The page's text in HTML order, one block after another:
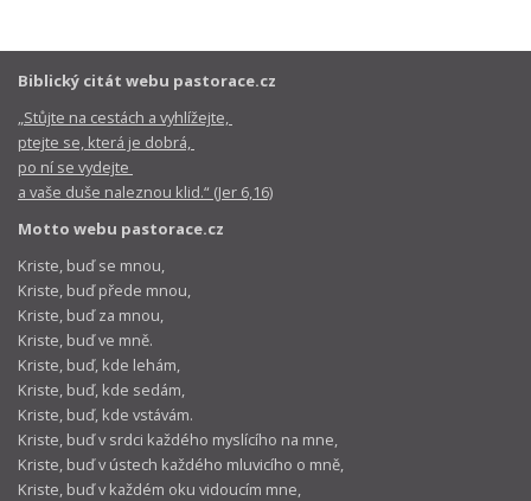
Biblický citát webu pastorace.cz
„Stůjte na cestách a vyhlížejte,
ptejte se, která je dobrá,
po ní se vydejte
a vaše duše naleznou klid.“ (Jer 6,16)
Motto webu pastorace.cz
Kriste, buď se mnou,
Kriste, buď přede mnou,
Kriste, buď za mnou,
Kriste, buď ve mně.
Kriste, buď, kde lehám,
Kriste, buď, kde sedám,
Kriste, buď, kde vstávám.
Kriste, buď v srdci každého myslícího na mne,
Kriste, buď v ústech každého mluvicího o mně,
Kriste, buď v každém oku vidoucím mne,